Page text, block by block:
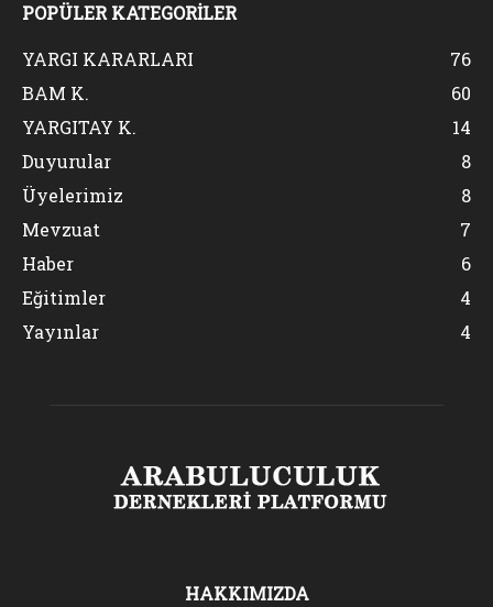
POPÜLER KATEGORİLER
YARGI KARARLARI
76
BAM K.
60
YARGITAY K.
14
Duyurular
8
Üyelerimiz
8
Mevzuat
7
Haber
6
Eğitimler
4
Yayınlar
4
HAKKIMIZDA